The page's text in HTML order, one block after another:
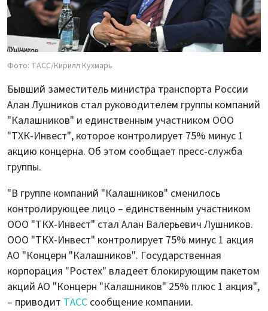
Фото: ТАСС/Кирилл Кухмарь
Бывший заместитель министра транспорта России
Алан Лушников стал руководителем группы компаний
"Калашников" и единственным участником ООО
"ТХК-Инвест", которое контролирует 75% минус 1
акцию концерна. Об этом сообщает пресс-служба
группы.
"В группе компаний "Калашников" сменилось
контролирующее лицо – единственным участником
ООО "ТКХ-Инвест" стал Алан Валерьевич Лушников.
ООО "ТКХ-Инвест" контролирует 75% минус 1 акция
АО "Концерн "Калашников". Государственная
корпорация "Ростех" владеет блокирующим пакетом
акций АО "Концерн "Калашников" 25% плюс 1 акция",
– приводит ТАСС сообщение компании.